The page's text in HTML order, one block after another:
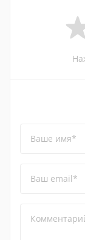
Ваше имя*
Ваш email*